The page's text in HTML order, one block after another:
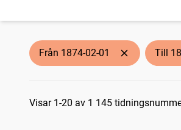
träffar
Kalmar
träffar
Kristianstadsbladet
träffar
Östgöta correspondenten
träffar
Från 1874-02-01 Till
Sökresultat
Visar 1-20 av 1 145